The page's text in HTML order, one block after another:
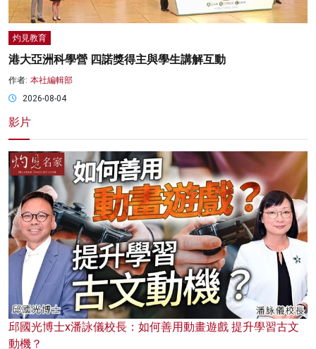
灼見教育
港大亞洲科學營 四諾獎得主與學生講解互動
作者: 本社編輯部
2026-08-04
影片
邱國光博士x潘詠儀校長：如何善用動畫遊戲 提升學習古文
動機？